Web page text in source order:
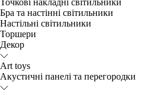
Точкові накладні світильники
Бра та настінні світильники
Настільні світильники
Торшери
Декор
Art toys
Акустичні панелі та перегородки